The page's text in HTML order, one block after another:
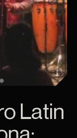
Latin